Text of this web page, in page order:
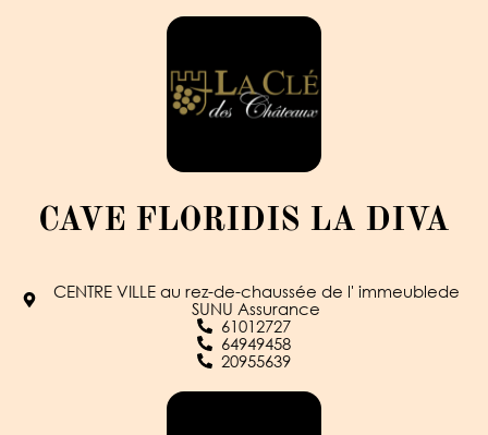
CAVE FLORIDIS LA DIVA
CENTRE VILLE au rez-de-chaussée de l' immeublede
SUNU Assurance
61012727
64949458
20955639